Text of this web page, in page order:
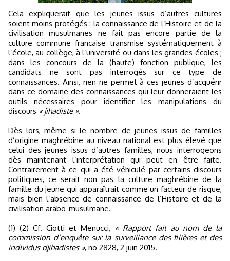
Cela expliquerait que les jeunes issus d’autres cultures
soient moins protégés : la connaissance de l’Histoire et de la
civilisation musulmanes ne fait pas encore partie de la
culture commune française transmise systématiquement à
l’école, au collège, à l’université ou dans les grandes écoles ;
dans les concours de la (haute) fonction publique, les
candidats ne sont pas interrogés sur ce type de
connaissances. Ainsi, rien ne permet à ces jeunes d’acquérir
dans ce domaine des connaissances qui leur donneraient les
outils nécessaires pour identifier les manipulations du
discours « jihadiste ».
Dès lors, même si le nombre de jeunes issus de familles
d’origine maghrébine au niveau national est plus élevé que
celui des jeunes issus d’autres familles, nous interrogeons
dès maintenant l’interprétation qui peut en être faite.
Contrairement à ce qui a été véhiculé par certains discours
politiques, ce serait non pas la culture maghrébine de la
famille du jeune qui apparaîtrait comme un facteur de risque,
mais bien l’absence de connaissance de l’Histoire et de la
civilisation arabo-musulmane.
(1) (2) Cf. Ciotti et Menucci,
« Rapport fait au nom de la
commission d’enquête sur la surveillance des ﬁlières et des
individus djihadistes », no 2828, 2 juin 2015.